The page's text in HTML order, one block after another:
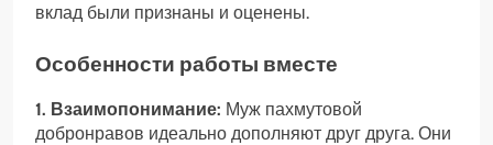
вклад были признаны и оценены.
Особенности работы вместе
1. Взаимопонимание: Муж пахмутовой
добронравов идеально дополняют друг друга. Они